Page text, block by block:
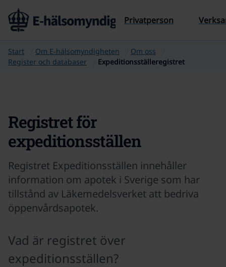
Till sidans innehåll
Privatperson
Start Om E‑hälsomyndigheten
Om oss
Register och databaser
Expeditionsställeregistret
Registret för
expeditionsställen
Registret Expeditionsställen innehåller
information om apotek i Sverige som har
tillstånd av Läkemedelsverket att bedriva
öppenvårdsapotek.
Vad är registret över
expeditionsställen?